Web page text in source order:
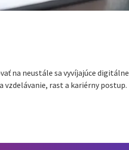
na neustále sa vyvíjajúce digitálne
rast a kariérny postup.